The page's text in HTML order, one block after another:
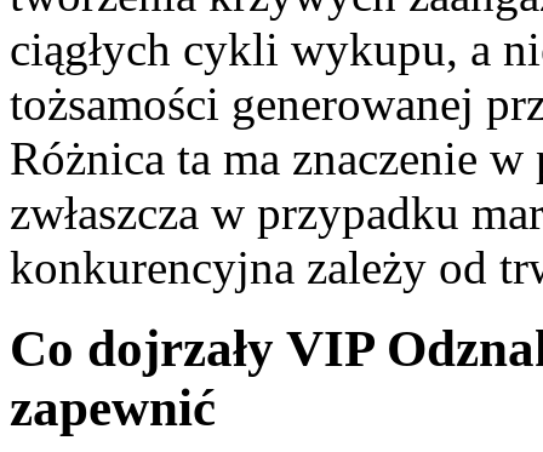
ciągłych cykli wykupu, a
tożsamości generowanej
Różnica ta ma znaczenie
zwłaszcza w przypadku
konkurencyjna zależy od
Co dojrzały VIP
zapewnić